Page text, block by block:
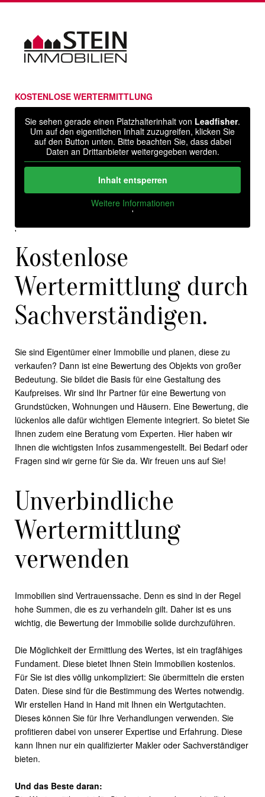
KOSTENLOSE WERTERMITTLUNG
Sie sehen gerade einen Platzhalterinhalt von Leadfisher.
Um auf den eigentlichen Inhalt zuzugreifen, klicken Sie
auf den Button unten. Bitte beachten Sie, dass dabei
Daten an Drittanbieter weitergegeben werden.
Inhalt entsperren
Weitere Informationen
'
'
Kostenlose
Wertermittlung durch
Sachverständigen.
Sie sind Eigentümer einer Immobilie und planen, diese zu
verkaufen? Dann ist eine Bewertung des Objekts von großer
Bedeutung. Sie bildet die Basis für eine Gestaltung des
Kaufpreises. Wir sind Ihr Partner für eine Bewertung von
Grundstücken, Wohnungen und Häusern. Eine Bewertung, die
lückenlos alle dafür wichtigen Elemente integriert. So bietet Sie
Ihnen zudem eine Beratung vom Experten. Hier haben wir
Ihnen die wichtigsten Infos zusammengestellt. Bei Bedarf oder
Fragen sind wir gerne für Sie da. Wir freuen uns auf Sie!
Unverbindliche
Wertermittlung
verwenden
Immobilien sind Vertrauenssache. Denn es sind in der Regel
hohe Summen, die es zu verhandeln gilt. Daher ist es uns
wichtig, die Bewertung der Immobilie solide durchzuführen.
Die Möglichkeit der Ermittlung des Wertes, ist ein tragfähiges
Fundament. Diese bietet Ihnen Stein Immobilien kostenlos.
Für Sie ist dies völlig unkompliziert: Sie übermitteln die ersten
Daten. Diese sind für die Bestimmung des Wertes notwendig.
Wir erstellen Hand in Hand mit Ihnen ein Wertgutachten.
Dieses können Sie für Ihre Verhandlungen verwenden. Sie
profitieren dabei von unserer Expertise und Erfahrung. Diese
kann Ihnen nur ein qualifizierter Makler oder Sachverständiger
bieten.
Und das Beste daran: